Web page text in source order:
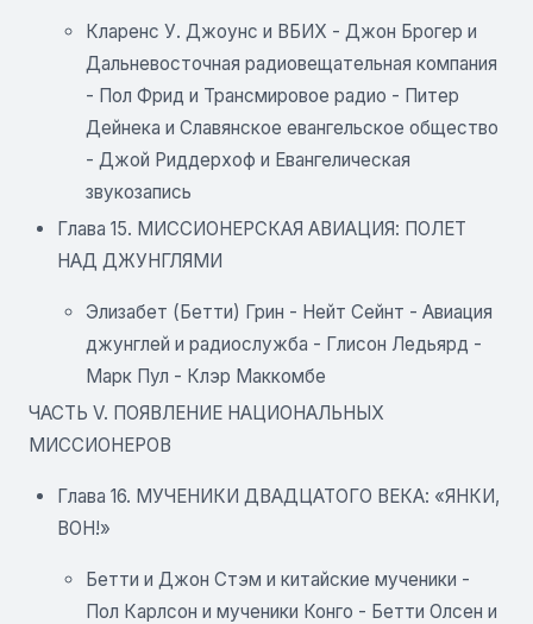
Кларенс У. Джоунс и ВБИХ - Джон Брогер и
Дальневосточная радиовещательная компания
- Пол Фрид и Трансмировое радио - Питер
Дейнека и Славянское евангельское общество
- Джой Риддерхоф и Евангелическая
звукозапись
Глава 15. МИССИОНЕРСКАЯ АВИАЦИЯ: ПОЛЕТ
НАД ДЖУНГЛЯМИ
Элизабет (Бетти) Грин - Нейт Сейнт - Авиация
джунглей и радиослужба - Глисон Ледьярд -
Марк Пул - Клэр Маккомбе
ЧАСТЬ V. ПОЯВЛЕНИЕ НАЦИОНАЛЬНЫХ
МИССИОНЕРОВ
Глава 16. МУЧЕНИКИ ДВАДЦАТОГО ВЕКА: «ЯНКИ,
ВОН!»
Бетти и Джон Стэм и китайские мученики -
Пол Карлсон и мученики Конго - Бетти Олсен и